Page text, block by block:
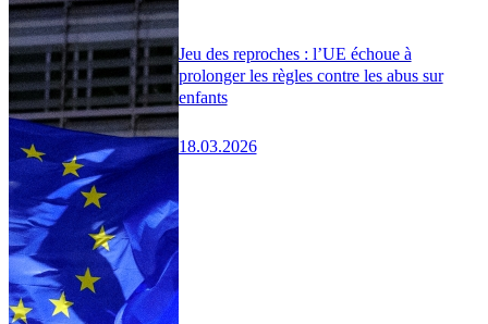
Jeu des reproches : l’UE échoue à
prolonger les règles contre les abus sur
enfants
18.03.2026